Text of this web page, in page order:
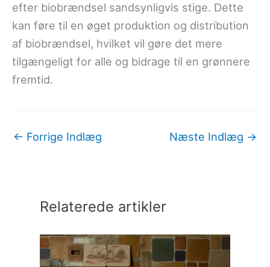
efter biobrændsel sandsynligvis stige. Dette
kan føre til en øget produktion og distribution
af biobrændsel, hvilket vil gøre det mere
tilgængeligt for alle og bidrage til en grønnere
fremtid.
← Forrige Indlæg Næste Indlæg →
Relaterede artikler